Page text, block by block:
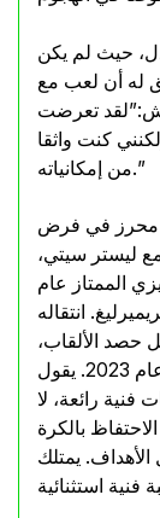
حيث لم يكن
له أن لعب مع
تعرضت
كنت واثقا
من إمكانياته.”
في مونديال 2014، بدأ محرز في فرض
ليستر سيتي،
الممتاز عام
انتقاله
جعله يواصل حصد الألقاب،
وصولًا إلى تحقيق دوري أبطال أوروبا عام 2023. يقول
فنية رائعة، لا
بالكرة
يمتلك